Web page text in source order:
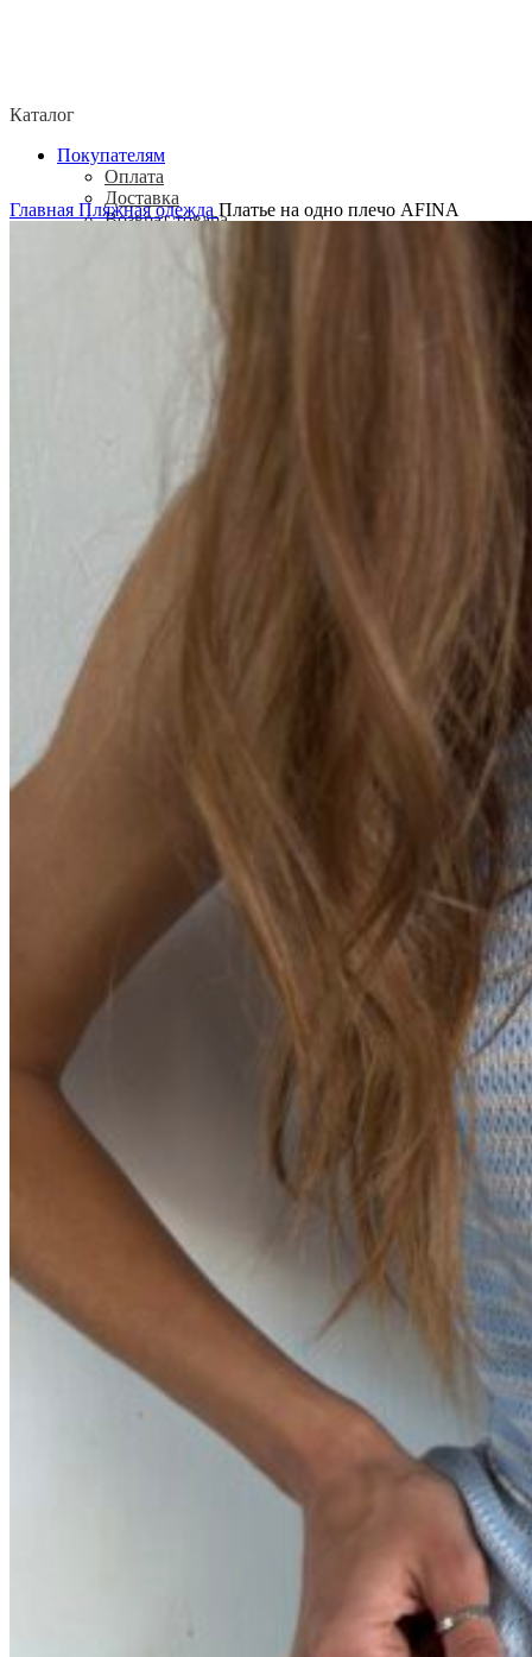
Каталог
Покупателям
Оплата
Доставка
Возврат товара
О бренде ADELOVE
Список желаний (Wishlist)
0пунктов
Главная Пляжная одежда Платье на одно плечо AFINA